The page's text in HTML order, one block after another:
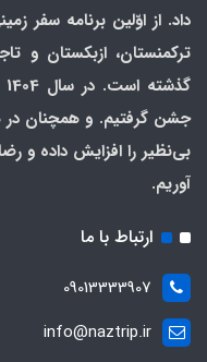
داد. از اوّلین برنامه سفر
ترکمنستان، ازبکستان
جشن گرفتیم. و همچنان
بی‌نظیر را افزایش داده و
آوریم.
ارتباط با ما
09013333907
info@naztrip.ir